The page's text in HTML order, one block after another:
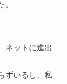
。
ネットに進出
ずいるし、私